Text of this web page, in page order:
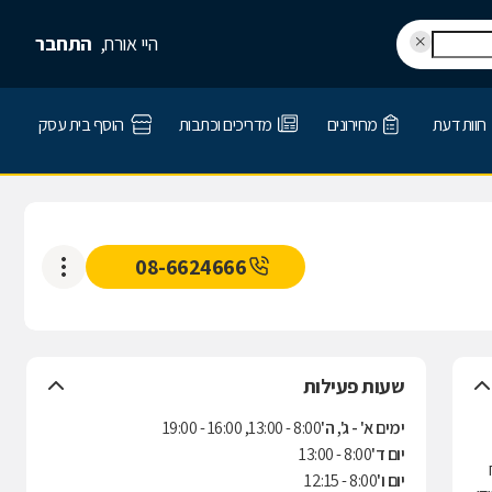
היי אורח, התחבר
חוות דעת מחירונים מדריכים וכתבות הוסף בית עסק
08-6624666
שעות פעילות
ימים א' - ג', ה'8:00 - 13:00, 16:00 - 19:00
יום ד'8:00 - 13:00
יום ו'8:00 - 12:15